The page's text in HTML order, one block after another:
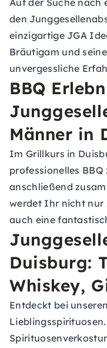
Auf der Suche nach
den
einzigartige JGA
Bräutigam und
unvergessliche
BBQ
Männer in
Im Grillkurs in
professionelles
anschließend
werdet Ihr nicht nur
auch eine
Duisburg:
Whiskey,
Entdeckt bei